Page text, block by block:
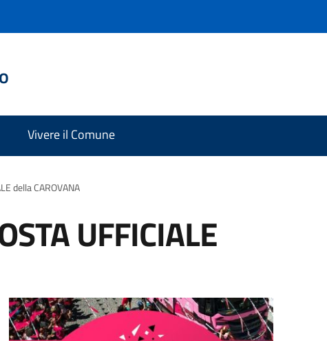
Vivere il Comune
della CAROVANA
UFFICIALE